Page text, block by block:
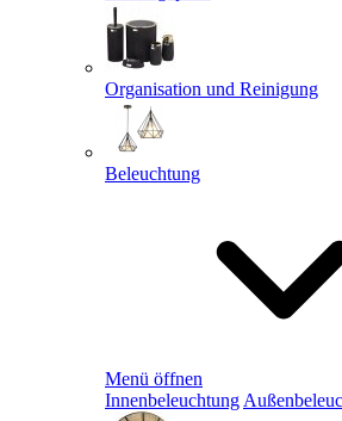
Organisation und Reinigung
Beleuchtung
Menü öffnen
Innenbeleuchtung